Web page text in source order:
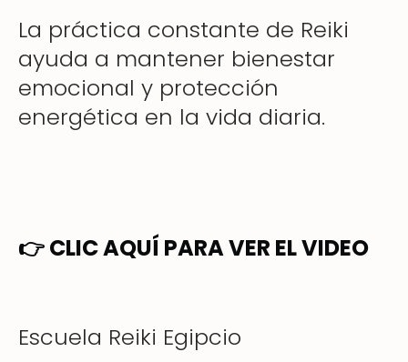
La práctica constante de Reiki
ayuda a mantener bienestar
emocional y protección
energética en la vida diaria.
👉CLIC AQUÍ PARA VER EL VIDEO
Escuela Reiki Egipcio